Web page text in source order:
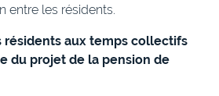
entre les résidents.
résidents aux temps collectifs
du projet de la pension de